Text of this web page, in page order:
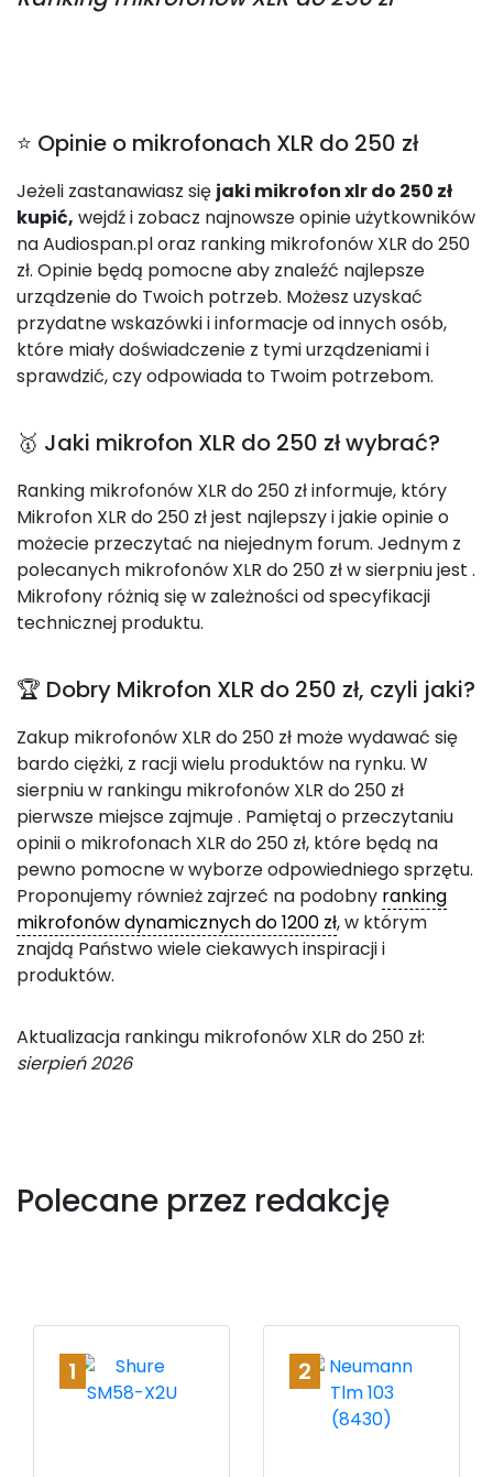
⭐ Opinie o mikrofonach XLR do 250 zł
Jeżeli zastanawiasz się jaki mikrofon xlr do 250 zł
kupić, wejdź i zobacz najnowsze opinie użytkowników
na Audiospan.pl oraz ranking mikrofonów XLR do 250
zł. Opinie będą pomocne aby znaleźć najlepsze
urządzenie do Twoich potrzeb. Możesz uzyskać
przydatne wskazówki i informacje od innych osób,
które miały doświadczenie z tymi urządzeniami i
sprawdzić, czy odpowiada to Twoim potrzebom.
🥇 Jaki mikrofon XLR do 250 zł wybrać?
Ranking mikrofonów XLR do 250 zł informuje, który
Mikrofon XLR do 250 zł jest najlepszy i jakie opinie o
możecie przeczytać na niejednym forum. Jednym z
polecanych mikrofonów XLR do 250 zł w sierpniu jest .
Mikrofony różnią się w zależności od specyfikacji
technicznej produktu.
🏆 Dobry Mikrofon XLR do 250 zł, czyli jaki?
Zakup mikrofonów XLR do 250 zł może wydawać się
bardo ciężki, z racji wielu produktów na rynku. W
sierpniu w rankingu mikrofonów XLR do 250 zł
pierwsze miejsce zajmuje. Pamiętaj o przeczytaniu
opinii o mikrofonach XLR do 250 zł, które będą na
pewno pomocne w wyborze odpowiedniego sprzętu.
Proponujemy również zajrzeć na podobny ranking
mikrofonów dynamicznych do 1200 zł, w którym
znajdą Państwo wiele ciekawych inspiracji i
produktów.
Aktualizacja rankingu mikrofonów XLR do 250 zł:
sierpień 2026
Polecane przez redakcję
1 2